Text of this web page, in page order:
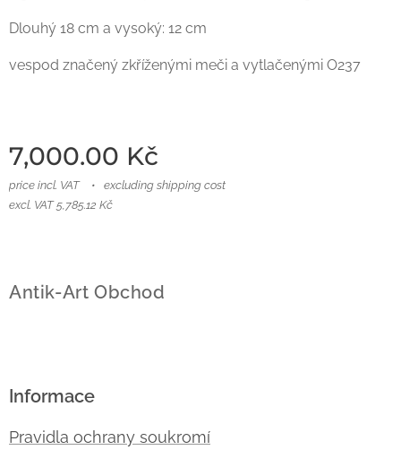
Dlouhý 18 cm a vysoký: 12 cm
vespod značený zkříženými meči a vytlačenými O237
7,000.00 Kč
price incl. VAT
excluding shipping cost
excl. VAT 5,785.12 Kč
Antik-Art Obchod
Informace
Pravidla ochrany soukromí